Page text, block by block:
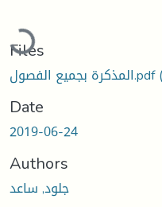
Loading...
Files
المذكرة بجميع الفصول.pdf
Date
2019-06-24
Authors
جلود, ساعد